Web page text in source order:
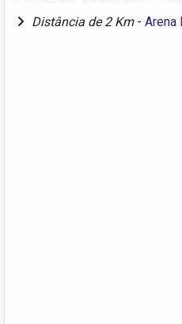
Distância de 2 Km - Arena